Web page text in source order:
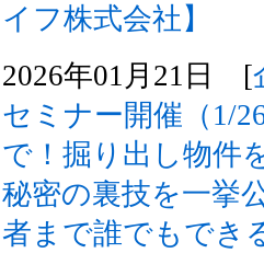
イフ株式会社】
2026年01月21日 [
セミナー開催（1/
で！掘り出し物件
秘密の裏技を一挙
者まで誰でもでき